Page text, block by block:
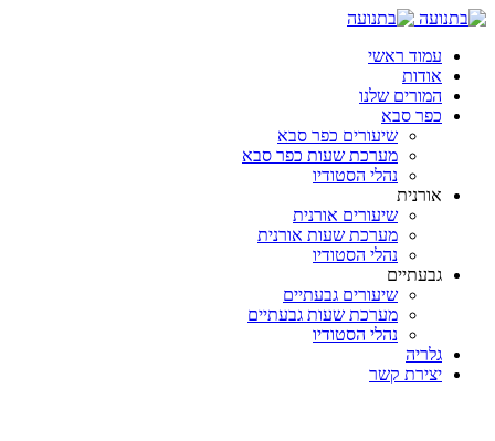
עמוד ראשי
אודות
המורים שלנו
כפר סבא
שיעורים כפר סבא
מערכת שעות כפר סבא
נהלי הסטודיו
אורנית
שיעורים אורנית
מערכת שעות אורנית
נהלי הסטודיו
גבעתיים
שיעורים גבעתיים
מערכת שעות גבעתיים
נהלי הסטודיו
גלריה
יצירת קשר